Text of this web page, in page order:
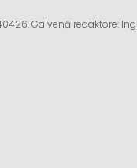
Galvenā redaktore: